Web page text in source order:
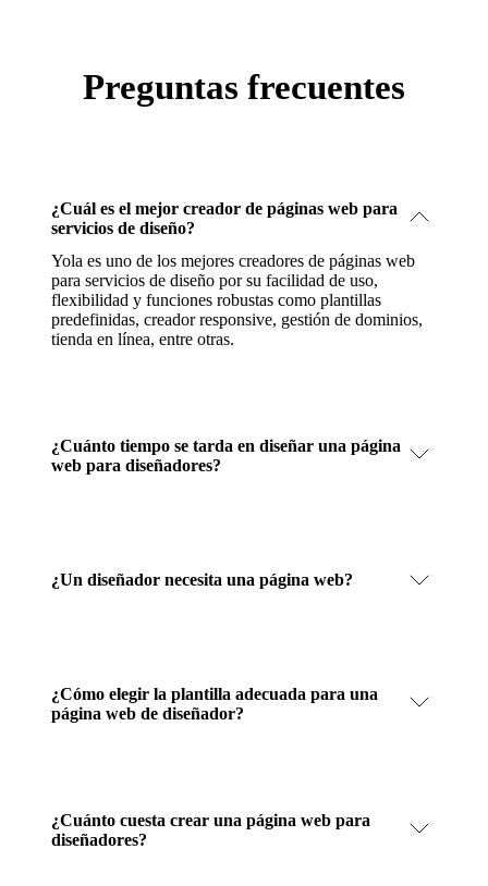
Preguntas frecuentes
¿Cuál es el mejor creador de páginas web para
servicios de diseño?
Yola es uno de los mejores creadores de páginas web
para servicios de diseño por su facilidad de uso,
flexibilidad y funciones robustas como plantillas
predefinidas, creador responsive, gestión de dominios,
tienda en línea, entre otras.
¿Cuánto tiempo se tarda en diseñar una página
web para diseñadores?
¿Un diseñador necesita una página web?
¿Cómo elegir la plantilla adecuada para una
página web de diseñador?
¿Cuánto cuesta crear una página web para
diseñadores?